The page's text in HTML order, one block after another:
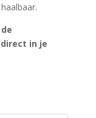
in je